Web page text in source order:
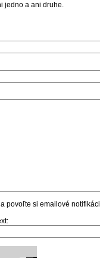
jedno a ani druhe.
a povoľte si emailové